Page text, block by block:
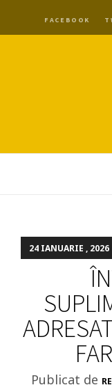
FACEBOOK
24 IANUARIE , 2026
Publicat de